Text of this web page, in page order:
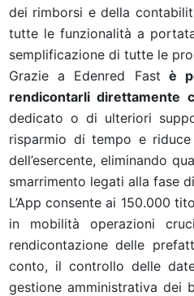
dei rimborsi e della
tutte le funzionalità a
semplificazione di tutte le
Grazie a Edenred Fast è
rendicontarli direttamente
dedicato o di ulteriori
risparmio di tempo e
dell’esercente, eliminando
smarrimento legati alla fase
L’App consente ai 150.000
in mobilità operazioni
rendicontazione delle
conto, il controllo delle
gestione amministrativa dei